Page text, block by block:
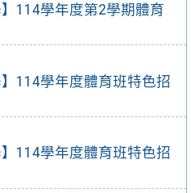
114學年度第2學期體育
114學年度體育班特色招
114學年度體育班特色招